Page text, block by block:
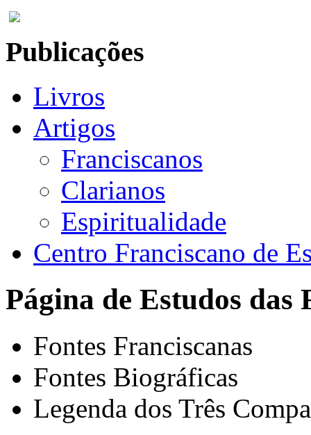
Publicações
Livros
Artigos
Franciscanos
Clarianos
Espiritualidade
Centro Franciscano de
Página de Estudos das
Fontes Franciscanas
Fontes Biográficas
Legenda dos Três